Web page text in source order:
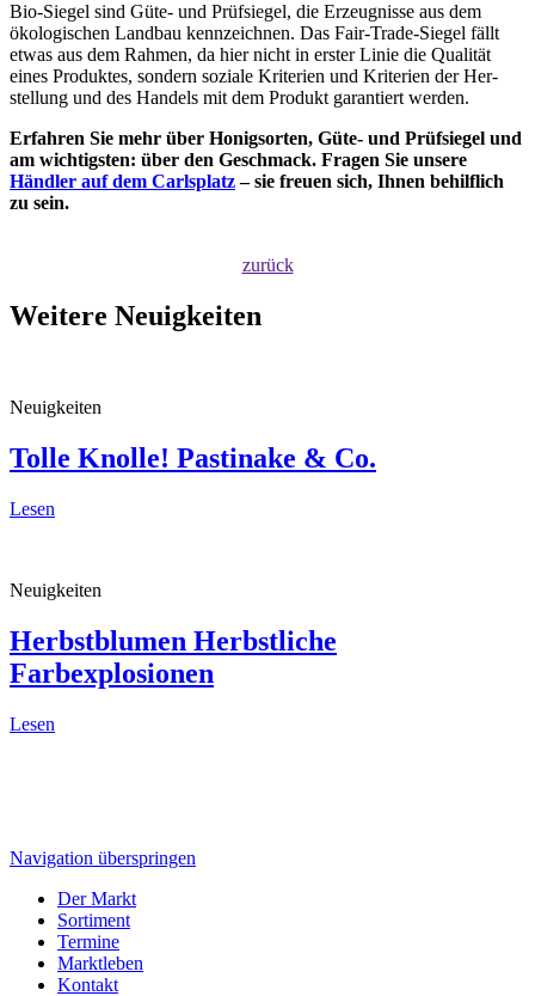
Bio-Siegel sind Güte- und Prüf­siegel, die Er­zeug­nisse aus dem
ökolo­gischen Land­bau kenn­zeich­nen. Das Fair-Trade-Siegel fällt
etwas aus dem Rah­men, da hier nicht in erster Linie die Quali­tät
eines Produk­tes, sondern soziale Kriterien und Kriterien der Her­
stellung und des Handels mit dem Pro­dukt garan­tiert werden.
Erfahren Sie mehr über Honig­sorten, Güte- und Prüf­siegel und
am wichtigsten: über den Ge­schmack. Fragen Sie unsere
Händler auf dem Carlsplatz– sie freuen sich, Ihnen behilflich
zu sein.
zurück
Weitere Neuigkeiten
Neuigkeiten
Tolle Knolle! Pastinake & Co.
Lesen
Neuigkeiten
Herbstblumen Herbstliche
Farbexplosionen
Lesen
Navigation überspringen
Der Markt
Sortiment
Termine
Marktleben
Kontakt